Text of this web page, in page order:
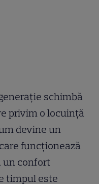
schimbă
privim o locuință
devine un
funcționează
un confort
timpul este